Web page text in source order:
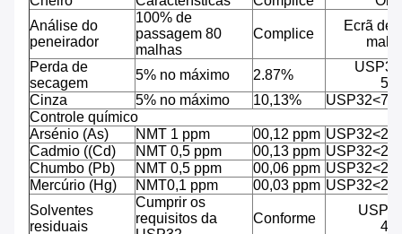
Análise do
peneirador
100% de
passagem 80
malhas
Complice
Ecrã de
Perda de
secagem
5% no máximo 2.87%
Cinza
5% no máximo 10,13%
Controle químico
Arsénio (As)
NMT 1 ppm 00,12 ppm
Cadmio ((Cd)
NMT 0,5 ppm 00,13 ppm
Chumbo (Pb)
NMT 0,5 ppm 00,06 ppm
Mercúrio (Hg)
NMT0,1 ppm 00,03 ppm
Solventes
residuais
Cumprir os
requisitos da
Conforme